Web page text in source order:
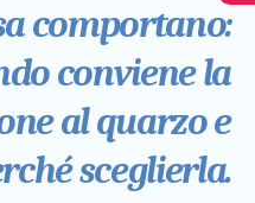
comportano:
conviene la
al quarzo e
sceglierla.